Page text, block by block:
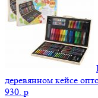
деревянном кейсе
930. p